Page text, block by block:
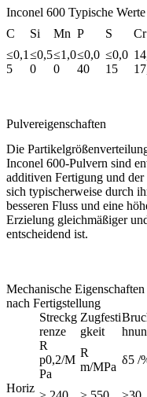
Inconel 600 Typische
C
Si Mn P S Cr
≤0,1
5
≤0,5
0
≤1,0
0
≤0,0
40
≤0,0
15
Pulvereigenschaften
Die
Inconel 600-Pulvern sind
additiven Fertigung und
sich typischerweise durch
besseren Fluss und eine
Erzielung gleichmäßiger
entscheidend ist.
Mechanische Eigenschaften
nach Fertigstellung
Streckg
renze
Zugfesti
gkeit
R
p0,2/M
Pa
R
m/MPa
δ5 /
Horiz